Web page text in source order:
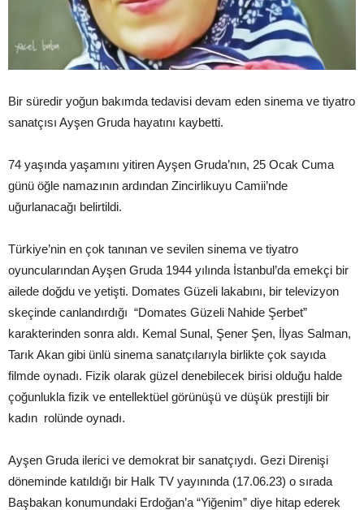
Bir süredir yoğun bakımda tedavisi devam eden sinema ve tiyatro
sanatçısı Ayşen Gruda hayatını kaybetti.
74 yaşında yaşamını yitiren Ayşen Gruda’nın, 25 Ocak Cuma
günü öğle namazının ardından Zincirlikuyu Camii’nde
uğurlanacağı belirtildi.
Türkiye’nin en çok tanınan ve sevilen sinema ve tiyatro
oyuncularından Ayşen Gruda 1944 yılında İstanbul’da emekçi bir
ailede doğdu ve yetişti. Domates Güzeli lakabını, bir televizyon
skeçinde canlandırdığı “Domates Güzeli Nahide Şerbet”
karakterinden sonra aldı. Kemal Sunal, Şener Şen, İlyas Salman,
Tarık Akan gibi ünlü sinema sanatçılarıyla birlikte çok sayıda
filmde oynadı. Fizik olarak güzel denebilecek birisi olduğu halde
çoğunlukla fizik ve entellektüel görünüşü ve düşük prestijli bir
kadın rolünde oynadı.
Ayşen Gruda ilerici ve demokrat bir sanatçıydı. Gezi Direnişi
döneminde katıldığı bir Halk TV yayınında (17.06.23) o sırada
Başbakan konumundaki Erdoğan’a “Yiğenim” diye hitap ederek